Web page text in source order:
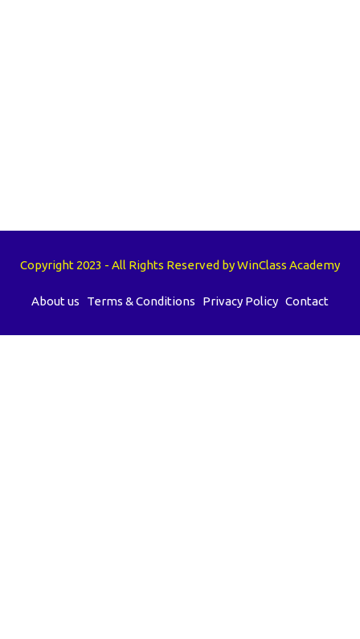
Copyright 2023 - All Rights Reserved by WinClass Academy
About us Terms & Conditions Privacy Policy Contact